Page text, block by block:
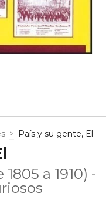
> País y su gente, El
a 1910) -